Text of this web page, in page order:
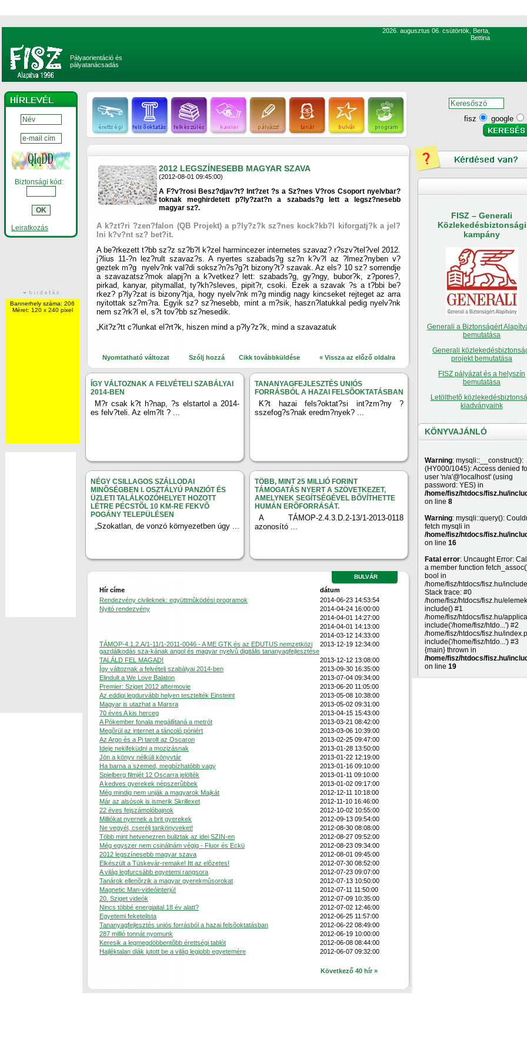
2026. augusztus 06. csütörtök, Berta,
Bettina
Pályaorientáció és
pályatanácsadás
Biztonsági kód:
Leiratkozás
Bannerhely száma: 206
Méret: 120 x 240 pixel
2012 LEGSZÍNESEBB MAGYAR SZAVA
(2012-08-01 09:45:00)
A F?v?rosi Besz?djav?t? Int?zet ?s a Sz?nes V?ros Csoport nyelvbar?
toknak meghirdetett p?ly?zat?n a szabads?g lett a legsz?nesebb
magyar sz?.
A k?zt?ri ?zen?falon (QB Projekt) a p?ly?z?k sz?nes kock?kb?l kiforgatj?k a jel?
lni k?v?nt sz? bet?it.
A be?rkezett t?bb sz?z sz?b?l k?zel harmincezer internetes szavaz? r?szv?tel?vel 2012.
j?lius 11-?n lez?rult szavaz?s. A nyertes szabads?g sz?n k?v?l az ?lmez?nyben v?
geztek m?g nyelv?nk val?di soksz?n?s?g?t bizony?t? szavak. Az els? 10 sz? sorrendje
a szavazatsz?mok alapj?n a k?vetkez? lett: szabads?g, gy?ngy, bubor?k, z?pores?,
pirkad, kanyar, pitymallat, ty?kh?sleves, pipit?r, csoki. Ezek a szavak ?s a t?bbi be?
rkez? p?ly?zat is bizony?tja, hogy nyelv?nk m?g mindig nagy kincseket rejteget az arra
nyitottak sz?m?ra. Egyik sz? sz?nesebb, mint a m?sik, haszn?latukkal pedig nyelv?nk
nem sz?rk?l el, s?t tov?bb sz?nesedik.
„Kit?z?tt c?lunkat el?rt?k, hiszen mind a p?ly?z?k, mind a szavazatuk
Nyomtatható változat Szólj hozzá Cikk továbbküldése « Vissza az előző oldalra
ÍGY VÁLTOZNAK A FELVÉTELI SZABÁLYAI
2014-BEN
M?r csak k?t h?nap, ?s elstartol a 2014-
es felv?teli. Az elm?lt ? ...
TANANYAGFEJLESZTÉS UNIÓS
FORRÁSBÓL A HAZAI FELSÕOKTATÁSBAN
K?t hazai fels?oktat?si int?zm?ny ?
sszefog?s?nak eredm?nyek? ...
NÉGY CSILLAGOS SZÁLLODAI
MINÕSÉGBEN I. OSZTÁLYÚ PANZIÓT ÉS
ÜZLETI TALÁLKOZÓHELYET HOZOTT
LÉTRE PÉCSTÕL 10 KM-RE FEKVÕ
POGÁNY TELEPÜLÉSEN
„Szokatlan, de vonzó környezetben úgy ...
TÖBB, MINT 25 MILLIÓ FORINT
TÁMOGATÁS NYERT A SZÖVETKEZET,
AMELYNEK SEGÍTSÉGÉVEL BÕVÍTHETTE
HUMÁN ERÕFORRÁSÁT.
A TÁMOP-2.4.3.D.2-13/1-2013-0118
azonosító ...
BULVÁR
Hír címe
dátum
Rendezvény civileknek: együttmûködési programok
2014-06-23 14:53:54
Nyitó rendezvény
2014-04-24 16:00:00
2014-04-01 14:27:00
2014-04-01 14:13:00
2014-03-12 14:33:00
TÁMOP-4.1.2.A/1-11/1-2011-0046 - A ME GTK és az EDUTUS nemzetközi
gazdálkodás sza-kának angol és magyar nyelvû digitális tananyagfejlesztése
2013-12-19 12:34:00
TALÁLD FEL MAGAD!
2013-12-12 13:08:00
Így változnak a felvételi szabályai 2014-ben
2013-09-30 16:35:00
Elindult a We Love Balaton
2013-07-04 09:34:00
Premier: Sziget 2012 aftermovie
2013-06-20 11:05:00
Az eddigi legdurvább helyen tesztelték Einsteint
2013-05-08 10:38:00
Magyar is utazhat a Marsra
2013-05-02 09:31:00
70 éves A kis herceg
2013-04-15 15:43:00
A Pókember fonala megállítaná a metrót
2013-03-21 08:42:00
Megõrül az internet a táncoló póniért
2013-03-06 10:39:00
Az Argo és a Pi tarolt az Oscaron
2013-02-25 09:47:00
Ideje nekifeküdni a mozizásnak
2013-01-28 13:50:00
Jön a könyv nélküli könyvtár
2013-01-22 12:19:00
Ha barna a szemed, megbízhatóbb vagy
2013-01-16 09:10:00
Spielberg filmjét 12 Oscarra jelölték
2013-01-11 09:10:00
A kedves gyerekek népszerûbbek
2013-01-02 09:17:00
Még mindig nem unják a magyarok Majkát
2012-12-11 10:18:00
Már az alsósok is ismerik Skrillexet
2012-11-10 16:46:00
22 éves fejszámolóbajnok
2012-10-02 10:55:00
Milliókat nyernek a brit gyerekek
2012-09-13 09:54:00
Ne vegyél, cserélj tankönyveket!
2012-08-30 08:08:00
Több mint hetvenezren buliztak az idei SZIN-en
2012-08-27 09:52:00
Még egyszer nem csinálnám végig - Fluor és Eckü
2012-08-23 09:34:00
2012 legszínesebb magyar szava
2012-08-01 09:45:00
Elkészült a Tüskevár-remake! Itt az elõzetes!
2012-07-30 08:52:00
A világ legfurcsább egyetemi rangsora
2012-07-23 09:07:00
Tanárok ellenõrzik a magyar gyerekmûsorokat
2012-07-13 10:50:00
Magnetic Man-videóinterjú!
2012-07-11 11:50:00
20. Sziget videók
2012-07-09 10:35:00
Nincs többé energiaital 18 év alatt?
2012-07-02 12:46:00
Egyetemi feketelista
2012-06-25 11:57:00
Tananyagfejlesztés uniós forrásból a hazai felsõoktatásban
2012-06-22 08:49:00
287 millió tonnát nyomunk
2012-06-19 10:00:00
Keresik a legmegdöbbentõbb érettségi tablót
2012-06-08 08:44:00
Hajléktalan diák jutott be a világ legjobb egyetemére
2012-06-07 09:32:00
Következő 40 hír »
fisz google
FISZ – Generali
Közlekedésbiztonsági
kampány
Generali a Biztonságért
bemutatása
Generali
projekt bemutatása
FISZ pályázat és a helyszín
bemutatása
Letölthetõ
kiadványaink
KÖNYVAJÁNLÓ
Warning: mysqli::__construct():
(HY000/1045): Access denied
user 'n/a'@'localhost' (using
password: YES) in
/home/fisz/htdocs/fisz.hu/
on line 8
Warning: mysqli::query():
fetch mysqli in
/home/fisz/htdocs/fisz.hu/
on line 16
Fatal error: Uncaught Error:
a member function
bool in
/home/fisz/htdocs/fisz.hu/
Stack trace: #0
/home/fisz/htdocs/fisz.hu/
include() #1
/home/fisz/htdocs/fisz.hu/
include('/home/fisz/htdo...') #2
/home/fisz/htdocs/fisz.hu/
include('/home/fisz/htdo...') #3
{main} thrown in
/home/fisz/htdocs/fisz.hu/
on line 19